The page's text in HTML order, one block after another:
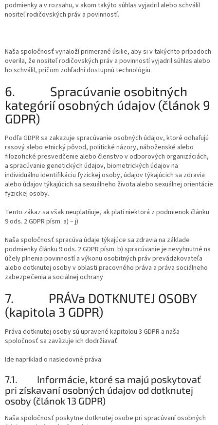
podmienky a v rozsahu, v akom takýto súhlas vyjadril alebo schválil
nositeľ rodičovských práv a povinností.
Naša spoločnosť vynaloží primerané úsilie, aby si v takýchto prípadoch
overila, že nositeľ rodičovských práv a povinností vyjadril súhlas alebo
ho schválil, pričom zohľadní dostupnú technológiu.
6. Spracúvanie osobitných
kategórií osobných údajov (článok 9
GDPR)
Podľa GDPR sa zakazuje spracúvanie osobných údajov, ktoré odhaľujú
rasový alebo etnický pôvod, politické názory, náboženské alebo
filozofické presvedčenie alebo členstvo v odborových organizáciách,
a spracúvanie genetických údajov, biometrických údajov na
individuálnu identifikáciu fyzickej osoby, údajov týkajúcich sa zdravia
alebo údajov týkajúcich sa sexuálneho života alebo sexuálnej orientácie
fyzickej osoby.
Tento zákaz sa však neuplatňuje, ak platí niektorá z podmienok článku
9 ods. 2 GDPR písm. a) – j)
Naša spoločnosť spracúva údaje týkajúce sa zdravia na základe
podmienky článku 9 ods. 2 GDPR písm. b) spracúvanie je nevyhnutné na
účely plnenia povinností a výkonu osobitných práv prevádzkovateľa
alebo dotknutej osoby v oblasti pracovného práva a práva sociálneho
zabezpečenia a sociálnej ochrany
7. PRÁVa DOTKNUTEJ OSOBY
(kapitola 3 GDPR)
Práva dotknutej osoby sú upravené kapitolou 3 GDPR a naša
spoločnosť sa zaväzuje ich dodržiavať.
Ide napríklad o nasledovné práva:
7.1. Informácie, ktoré sa majú poskytovať
pri získavaní osobných údajov od dotknutej
osoby (článok 13 GDPR)
Naša spoločnosť poskytne dotknutej osobe pri spracúvaní osobných